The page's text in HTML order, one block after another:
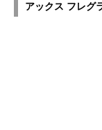
アックス フレグ